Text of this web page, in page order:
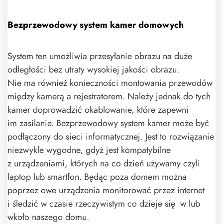
Bezprzewodowy system kamer domowych
System ten umożliwia przesyłanie obrazu na duże
odległości bez utraty wysokiej jakości obrazu.
Nie ma również konieczności montowania przewodów
między kamerą a rejestratorem. Należy jednak do tych
kamer doprowadzić okablowanie, które zapewni
im zasilanie. Bezprzewodowy system kamer może być
podłączony do sieci informatycznej. Jest to rozwiązanie
niezwykle wygodne, gdyż jest kompatybilne
z urządzeniami, których na co dzień używamy czyli
laptop lub smartfon. Będąc poza domem można
poprzez owe urządzenia monitorować przez internet
i śledzić w czasie rzeczywistym co dzieje się w lub
wkoło naszego domu.